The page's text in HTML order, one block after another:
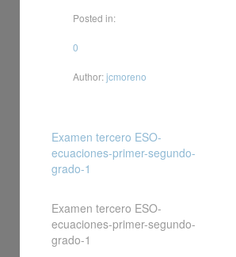
Posted in:
0
Author:jcmoreno
Examen tercero ESO-
ecuaciones-primer-segundo-
grado-1
Examen tercero ESO-
ecuaciones-primer-segundo-
grado-1